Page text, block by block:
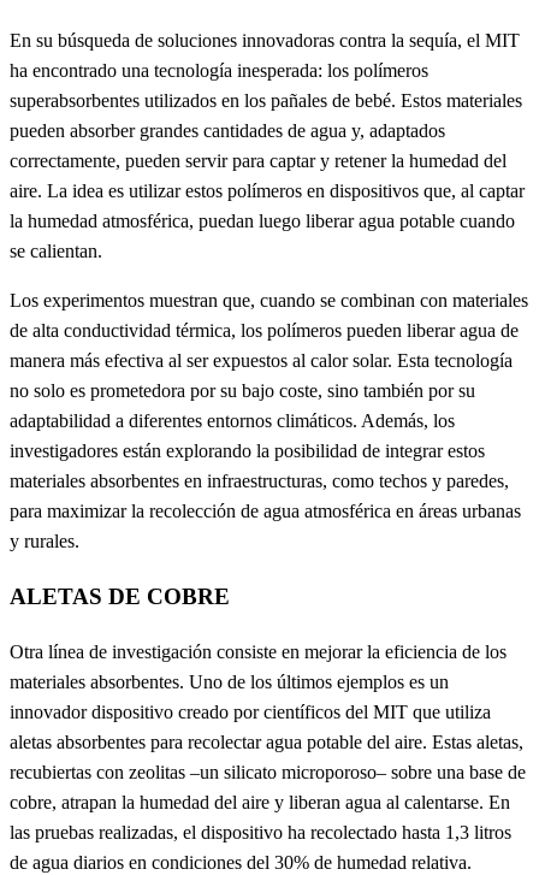
En su búsqueda de soluciones innovadoras contra la sequía, el MIT
ha encontrado una tecnología inesperada: los polímeros
superabsorbentes utilizados en los pañales de bebé. Estos materiales
pueden absorber grandes cantidades de agua y, adaptados
correctamente, pueden servir para captar y retener la humedad del
aire. La idea es utilizar estos polímeros en dispositivos que, al captar
la humedad atmosférica, puedan luego liberar agua potable cuando
se calientan.
Los experimentos muestran que, cuando se combinan con materiales
de alta conductividad térmica, los polímeros pueden liberar agua de
manera más efectiva al ser expuestos al calor solar. Esta tecnología
no solo es prometedora por su bajo coste, sino también por su
adaptabilidad a diferentes entornos climáticos. Además, los
investigadores están explorando la posibilidad de integrar estos
materiales absorbentes en infraestructuras, como techos y paredes,
para maximizar la recolección de agua atmosférica en áreas urbanas
y rurales.
ALETAS DE COBRE
Otra línea de investigación consiste en mejorar la eficiencia de los
materiales absorbentes. Uno de los últimos ejemplos es un
innovador dispositivo creado por científicos del MIT que utiliza
aletas absorbentes para recolectar agua potable del aire. Estas aletas,
recubiertas con zeolitas –un silicato microporoso– sobre una base de
cobre, atrapan la humedad del aire y liberan agua al calentarse. En
las pruebas realizadas, el dispositivo ha recolectado hasta 1,3 litros
de agua diarios en condiciones del 30% de humedad relativa.